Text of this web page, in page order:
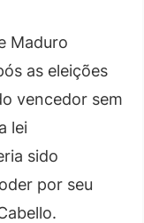
Maduro
as eleições
vencedor sem
lei
sido
por seu